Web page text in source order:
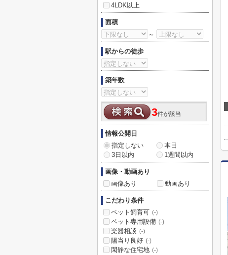
4LDK以上
面積
～
駅からの徒歩
築年数
3件が該当
情報公開日
指定しない
本日
3日以内
1週間以内
画像・動画あり
画像あり
動画あり
こだわり条件
ペット飼育可 (-)
ペット専用設備 (-)
楽器相談 (-)
陽当り良好 (-)
閑静な住宅地 (-)